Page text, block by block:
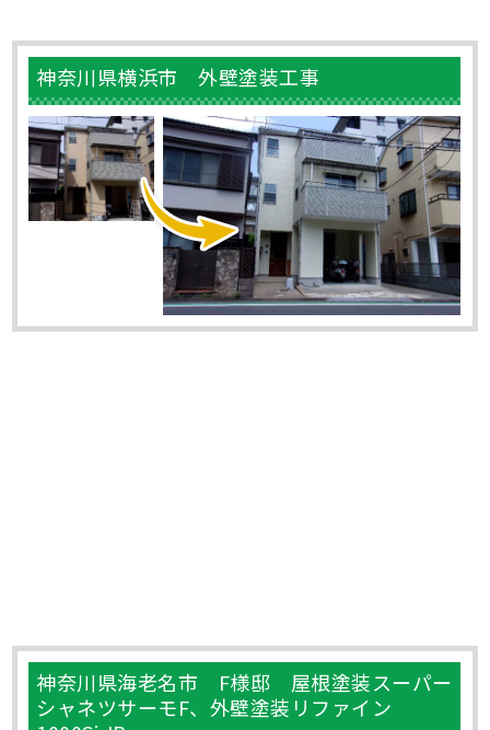
神奈川県横浜市 外壁塗装工事
神奈川県海老名市 F様邸 屋根塗装スーパー
シャネツサーモF、外壁塗装リファイン